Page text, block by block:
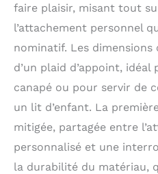
couvertures
lavées en machine ou à
au sèche-linge à basse
faire plaisir, misant tout
l’attachement personnel
nominatif. Les
d’un plaid d’appoint,
canapé ou pour servir de
un lit d’enfant. La
mitigée, partagée entre
personnalisé et une
la durabilité du matériau,